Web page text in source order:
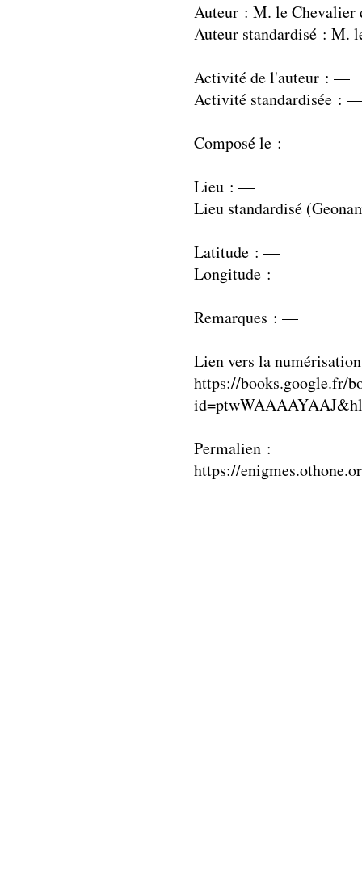
Auteur : M. le Chevalier
Auteur standardisé : M.
Activité de l'auteur : —
Activité standardisée : —
Composé le : —
Lieu : —
Lieu standardisé
Latitude : —
Longitude : —
Remarques : —
Lien vers la
https://books.google.fr/
Permalien :
https://